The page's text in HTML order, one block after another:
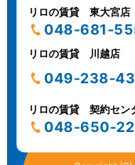
リロの賃貸 東大宮店
048-681-
リロの賃貸 川越店
049-238-
リロの賃貸 契約セン
048-650-